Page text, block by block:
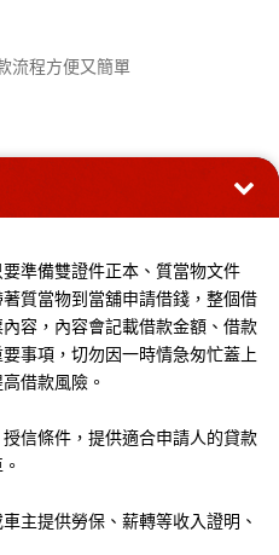
流程方便又簡單
準備雙證件正本、質當物文件
質當物到當舖申請借錢，整個借
容，內容會記載借款金額、借款
事項，切勿因一時情急匆忙蓋上
借款風險。
信條件，提供適合申請人的貸款
主提供勞保、薪轉等收入證明、